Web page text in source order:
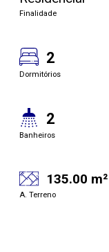
Finalidade
2
Dormitórios
2
Banheiros
135.00 m²
A. Terreno